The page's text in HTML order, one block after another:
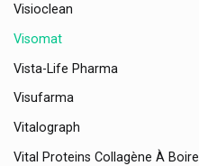
Visioclean
Visomat
Vista-Life Pharma
Visufarma
Vitalograph
Vital Proteins Collagène À Boire